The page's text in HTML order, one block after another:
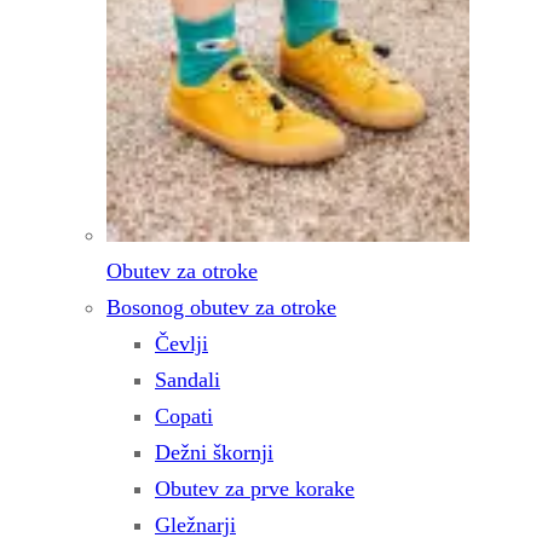
Obutev za otroke
Bosonog obutev za otroke
Čevlji
Sandali
Copati
Dežni škornji
Obutev za prve korake
Gležnarji